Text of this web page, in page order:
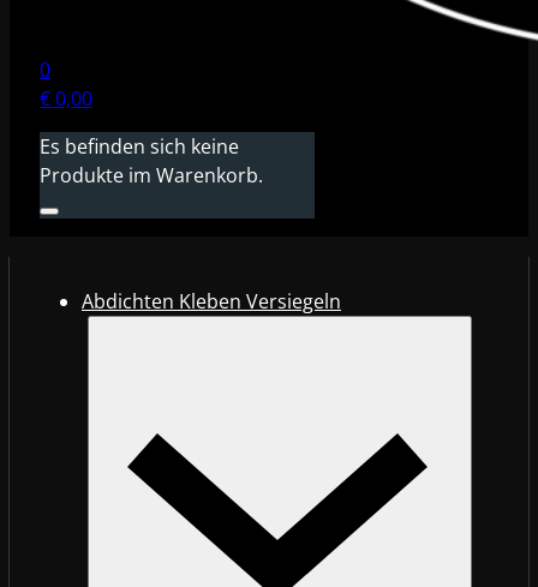
0
€0,00
Es befinden sich keine
Produkte im Warenkorb.
Abdichten Kleben Versiegeln